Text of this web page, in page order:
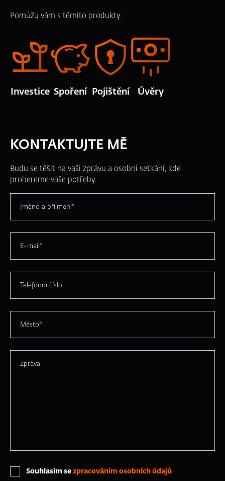
Pomůžu vám s těmito produkty:
Investice Spoření Pojištění Úvěry
KONTAKTUJTE MĚ
Budu se těšit na vaši zprávu a osobní setkání, kde
probereme vaše potřeby.
Jméno a příjmení*
E-mail*
Telefonní číslo
Město*
Zpráva
Souhlasím se zpracováním osobních údajů